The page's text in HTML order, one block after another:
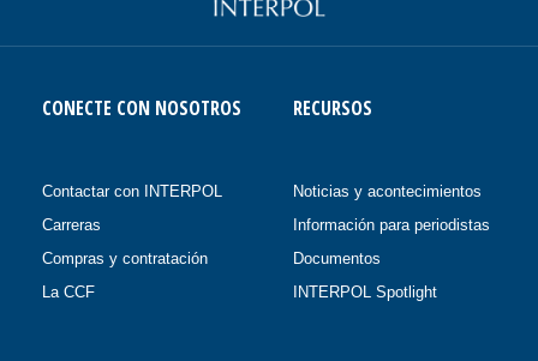
CONECTE CON NOSOTROS
Contactar con INTERPOL
Carreras
Compras y contratación
La CCF
RECURSOS
Noticias y acontecimientos
Información para periodistas
Documentos
INTERPOL Spotlight